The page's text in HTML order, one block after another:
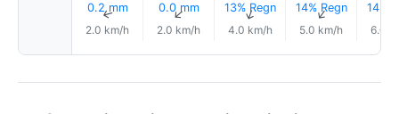
0.2 mm
↑
2.0 km/h
0.0 mm
↑
2.0 km/h
13% Regn
↑
4.0 km/h
14% Regn
↑
5.0 km/h
14%
6.0